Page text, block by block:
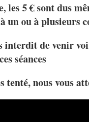
les 5 € sont dus
un ou à plusieurs
interdit de venir
séances
tenté, nous vous